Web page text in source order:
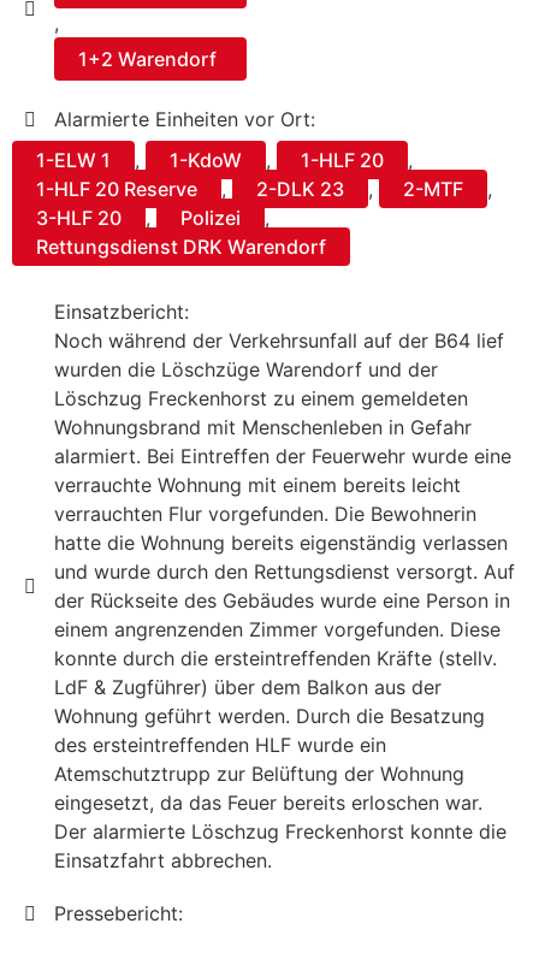
,
1+2 Warendorf
Alarmierte Einheiten vor Ort:
1-ELW 1
, 1-KdoW , 1-HLF 20
,
1-HLF 20 Reserve
, 2-DLK 23 , 2-MTF
,
3-HLF 20
, Polizei
,
Rettungsdienst DRK Warendorf
Einsatzbericht:
Noch während der Verkehrsunfall auf der B64 lief
wurden die Löschzüge Warendorf und der
Löschzug Freckenhorst zu einem gemeldeten
Wohnungsbrand mit Menschenleben in Gefahr
alarmiert. Bei Eintreffen der Feuerwehr wurde eine
verrauchte Wohnung mit einem bereits leicht
verrauchten Flur vorgefunden. Die Bewohnerin
hatte die Wohnung bereits eigenständig verlassen
und wurde durch den Rettungsdienst versorgt. Auf
der Rückseite des Gebäudes wurde eine Person in
einem angrenzenden Zimmer vorgefunden. Diese
konnte durch die ersteintreffenden Kräfte (stellv.
LdF & Zugführer) über dem Balkon aus der
Wohnung geführt werden. Durch die Besatzung
des ersteintreffenden HLF wurde ein
Atemschutztrupp zur Belüftung der Wohnung
eingesetzt, da das Feuer bereits erloschen war.
Der alarmierte Löschzug Freckenhorst konnte die
Einsatzfahrt abbrechen.
Pressebericht: